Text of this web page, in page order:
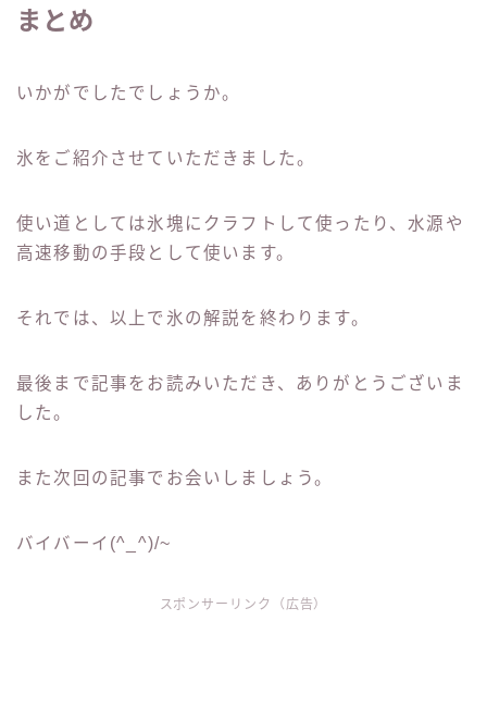
まとめ
いかがでしたでしょうか。
氷をご紹介させていただきました。
使い道としては氷塊にクラフトして使ったり、水源や
高速移動の手段として使います。
それでは、以上で氷の解説を終わります。
最後まで記事をお読みいただき、ありがとうございま
した。
また次回の記事でお会いしましょう。
バイバーイ(^_^)/~
スポンサーリンク（広告）